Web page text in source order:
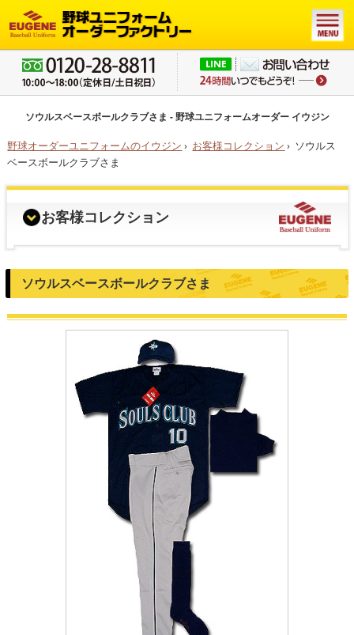
ソウルスベースボールクラブさま - 野球ユニフォームオーダー イウジン
野球オーダーユニフォームのイウジン › お客様コレクション › ソウルス
ベースボールクラブさま
お客様コレクション
ソウルスベースボールクラブさま